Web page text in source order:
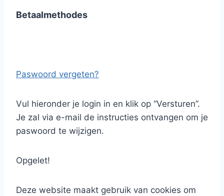
Betaalmethodes
Paswoord vergeten?
Vul hieronder je login in en klik op “Versturen”.
Je zal via e-mail de instructies ontvangen om je
paswoord te wijzigen.
Opgelet!
Deze website maakt gebruik van cookies om